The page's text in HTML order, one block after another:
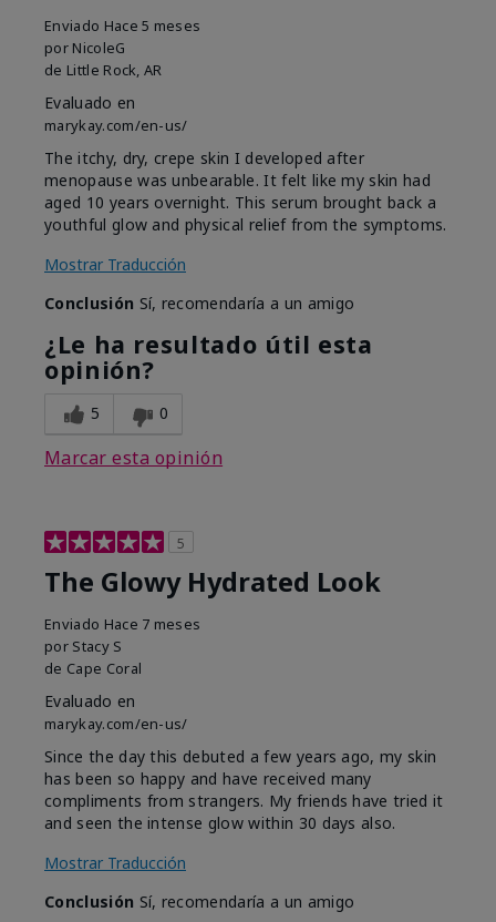
Enviado Hace 5 meses
por NicoleG
de Little Rock, AR
Evaluado en
marykay.com/en-us/
The itchy, dry, crepe skin I developed after
menopause was unbearable. It felt like my skin had
aged 10 years overnight. This serum brought back a
youthful glow and physical relief from the symptoms.
Mostrar Traducción
Conclusión Sí, recomendaría a un amigo
¿Le ha resultado útil esta
opinión?
5 0
Marcar esta opinión
5
The Glowy Hydrated Look
Enviado Hace 7 meses
por Stacy S
de Cape Coral
Evaluado en
marykay.com/en-us/
Since the day this debuted a few years ago, my skin
has been so happy and have received many
compliments from strangers. My friends have tried it
and seen the intense glow within 30 days also.
Mostrar Traducción
Conclusión Sí, recomendaría a un amigo